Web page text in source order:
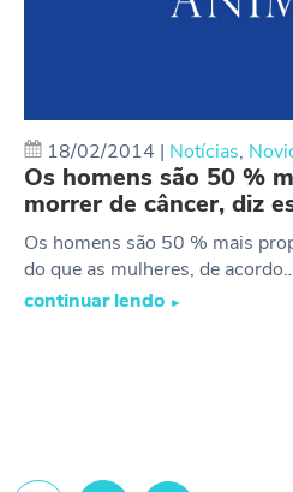
18/02/2014 | Notícias,
Os homens são 50 %
morrer de câncer, diz
Os homens são 50 % mais
do que as mulheres, de
continuar lendo ►